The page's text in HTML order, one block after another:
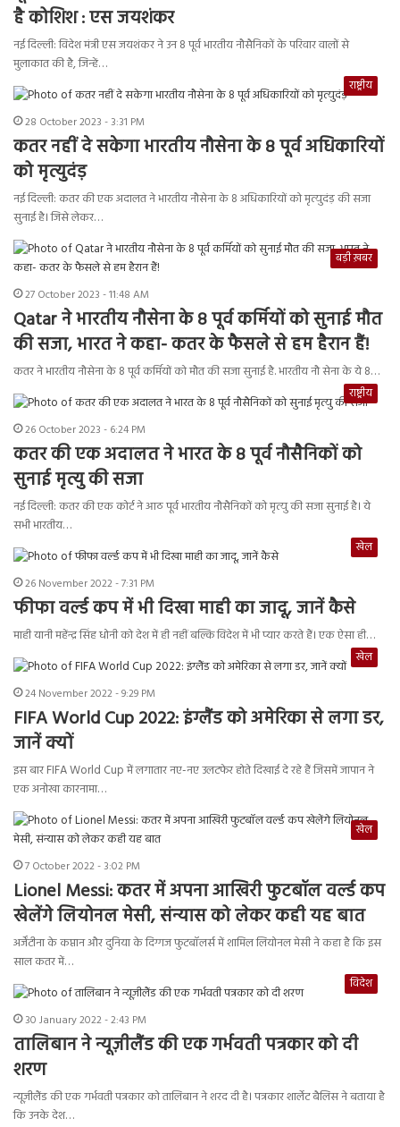
है कोशिश : एस जयशंकर
नई दिल्ली: विदेश मंत्री एस जयशंकर ने उन 8 पूर्व भारतीय नौसैनिकों के परिवार वालों से
मुलाकात की है, जिन्हें…
राष्ट्रीय
28 October 2023 - 3:31 PM
कतर नहीं दे सकेगा भारतीय नौसेना के 8 पूर्व अधिकारियों
को मृत्युदंड़
नई दिल्ली: कतर की एक अदालत ने भारतीय नौसेना के 8 अधिकारियों को मृत्युदंड़ की सजा
सुनाई है। जिसे लेकर…
बड़ी ख़बर
27 October 2023 - 11:48 AM
Qatar ने भारतीय नौसेना के 8 पूर्व कर्मियों को सुनाई मौत
की सजा, भारत ने कहा- कतर के फैसले से हम हैरान हैं!
कतर ने भारतीय नौसेना के 8 पूर्व कर्मियों को मौत की सजा सुनाई है. भारतीय नौ सेना के ये 8…
राष्ट्रीय
26 October 2023 - 6:24 PM
कतर की एक अदालत ने भारत के 8 पूर्व नौसैनिकों को
सुनाई मृत्यु की सजा
नई दिल्ली: कतर की एक कोर्ट ने आठ पूर्व भारतीय नौसैनिकों को मृत्यु की सजा सुनाई है। ये
सभी भारतीय…
खेल
26 November 2022 - 7:31 PM
फीफा वर्ल्ड कप में भी दिखा माही का जादू, जानें कैसे
माही यानी महेंन्द्र सिंह धोनी को देश में ही नहीं बल्कि विदेश में भी प्यार करते हैं। एक ऐसा ही…
खेल
24 November 2022 - 9:29 PM
FIFA World Cup 2022: इंग्लैंड को अमेरिका से लगा डर,
जानें क्यों
इस बार FIFA World Cup में लगातार नए-नए उलटफेर होते दिखाई दे रहे हैं जिसमें जापान ने
एक अनोखा कारनामा…
खेल
7 October 2022 - 3:02 PM
Lionel Messi: कतर में अपना आखिरी फुटबॉल वर्ल्ड कप
खेलेंगे लियोनल मेसी, संन्यास को लेकर कही यह बात
अर्जेंटीना के कप्तान और दुनिया के दिग्गज फुटबॉलर्स में शामिल लियोनल मेसी ने कहा है कि इस
साल कतर में…
विदेश
30 January 2022 - 2:43 PM
तालिबान ने न्यूज़ीलैंड की एक गर्भवती पत्रकार को दी
शरण
न्यूज़ीलैंड की एक गर्भवती पत्रकार को तालिबान ने शरद दी है। पत्रकार शार्लेट बैलिस ने बताया है
कि उनके देश…